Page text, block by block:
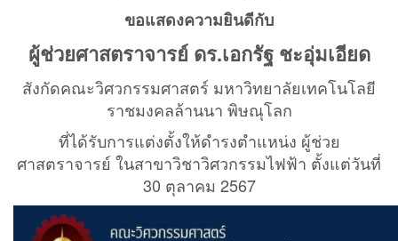
ขอแสดงความยินดีกับ
ผู้ช่วยศาสตราจารย์ ดร.เอกรัฐ ชะอุ่มเอียด
สังกัดคณะวิศวกรรมศาสตร์ มหาวิทยาลัยเทคโนโลยี
ราชมงคลล้านนา พิษณุโลก
ที่ได้รับการแต่งตั้งให้ดำรงตำแหน่ง ผู้ช่วย
ศาสตราจารย์ ในสาขาวิชาวิศวกรรมไฟฟ้า ตั้งแต่วันที่
30 ตุลาคม 2567